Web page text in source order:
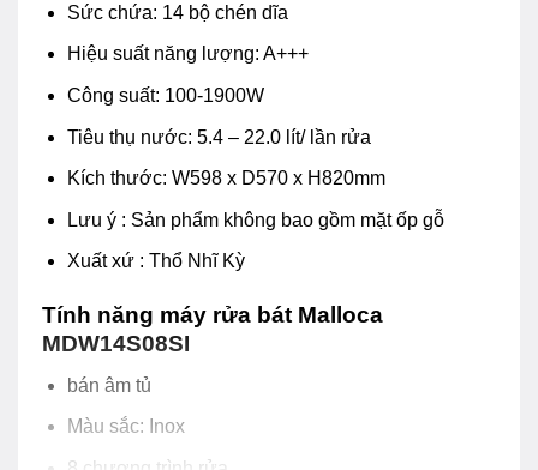
Sức chứa: 14 bộ chén dĩa
Hiệu suất năng lượng: A+++
Công suất: 100-1900W
Tiêu thụ nước: 5.4 – 22.0 lít/ lần rửa
Kích thước: W598 x D570 x H820mm
Lưu ý : Sản phẩm không bao gồm mặt ốp gỗ
Xuất xứ : Thổ Nhĩ Kỳ
Tính năng máy rửa bát Malloca
MDW14S08SI
bán âm tủ
Màu sắc: Inox